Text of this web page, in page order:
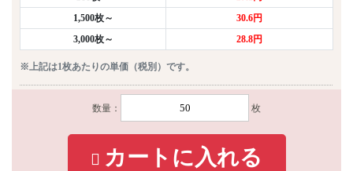
※上記は1枚あたりの単価（税別）です。
1,500枚～
30.6円
3,000枚～
28.8円
数量： 枚
カートに入れる